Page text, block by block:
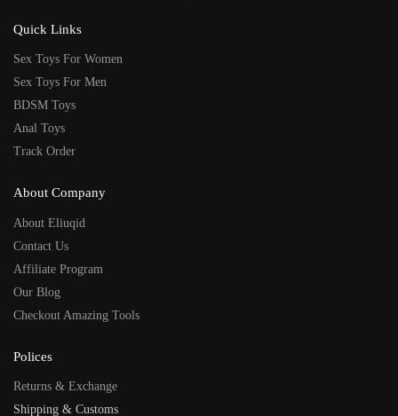
Quick Links
Sex Toys For Women
Sex Toys For Men
BDSM Toys
Anal Toys
Track Order
About Company
About Eliuqid
Contact Us
Affiliate Program
Our Blog
Checkout Amazing Tools
Polices
Returns & Exchange
Shipping & Customs